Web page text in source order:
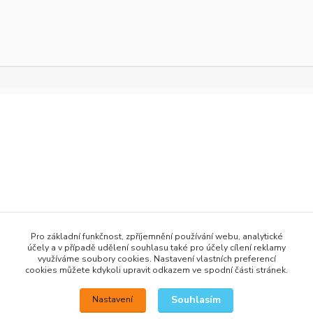
info@h2obaits.cz
Pro základní funkčnost, zpříjemnění používání webu, analytické
účely a v případě udělení souhlasu také pro účely cílení reklamy
využíváme soubory cookies. Nastavení vlastních preferencí
cookies můžete kdykoli upravit odkazem ve spodní části stránek.
Nastavení Souhlasím